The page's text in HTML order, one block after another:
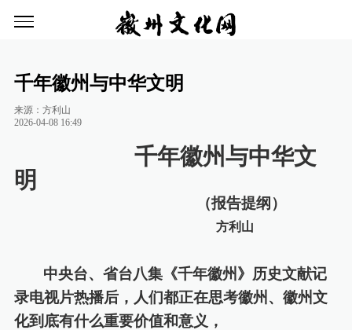
千年徽州与中华文明
来源：方利山
2026-04-08 16:49
千年徽州与中华文
明
（报告提纲）
方利山
中央台、省台八集《千年徽州》 历史文献记
录电视片热播后，人们都正在思考徽州、徽州文
化到底有什么重要价值和意义，